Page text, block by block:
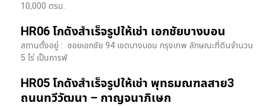
10,000 ตรม.
HR06 โกดังสำเร็จรูปให้เช่า เอกชัยบางบอน
สถานตั้งอยู่ : ซอยเอกชัย 94 เขตบางบอน กรุงเทพ ลักษณะที่ดินจำนวน
5 ไร่ เป็นการพั
HR05 โกดังสำเร็จรูปให้เช่า พุทธมณฑลสาย3
ถนนทวีวัฒนา – กาญจนาภิเษก